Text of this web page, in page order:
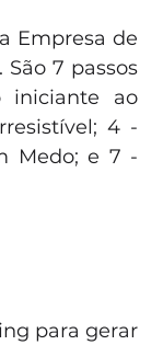
Empresa de
7 passos
iniciante ao
4 -
Medo; e 7 -
para gerar